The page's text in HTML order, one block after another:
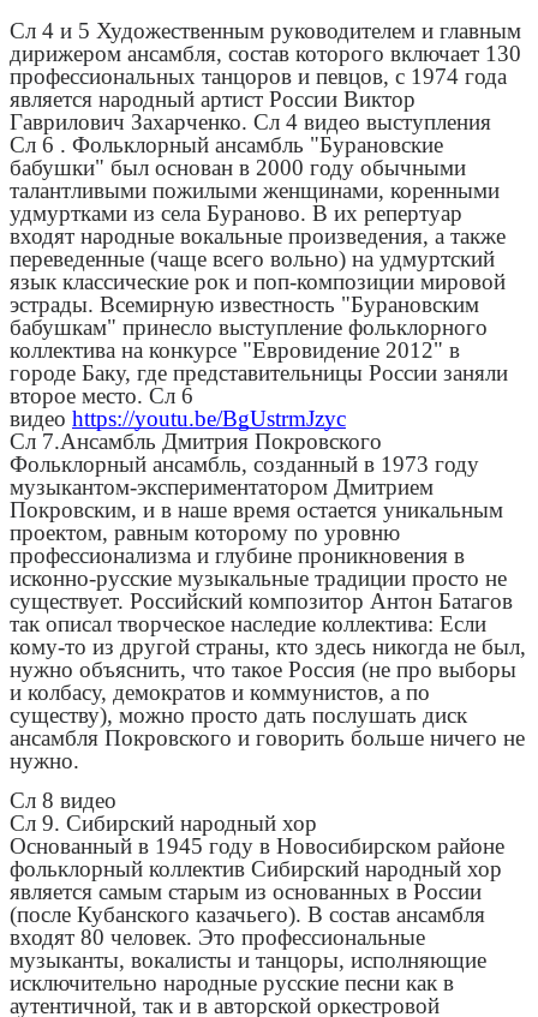
Сл 4 и 5 Художественным руководителем и главным
дирижером ансамбля, состав которого включает 130
профессиональных танцоров и певцов, с 1974 года
является народный артист России Виктор
Гаврилович Захарченко. Сл 4 видео выступления
Сл 6 . Фольклорный ансамбль "Бурановские
бабушки" был основан в 2000 году обычными
талантливыми пожилыми женщинами, коренными
удмуртками из села Бураново. В их репертуар
входят народные вокальные произведения, а также
переведенные (чаще всего вольно) на удмуртский
язык классические рок и поп-композиции мировой
эстрады. Всемирную известность "Бурановским
бабушкам" принесло выступление фольклорного
коллектива на конкурсе "Евровидение 2012" в
городе Баку, где представительницы России заняли
второе место. Сл 6
видео https://youtu.be/BgUstrmJzyc
Сл 7.Ансамбль Дмитрия Покровского
Фольклорный ансамбль, созданный в 1973 году
музыкантом-экспериментатором Дмитрием
Покровским, и в наше время остается уникальным
проектом, равным которому по уровню
профессионализма и глубине проникновения в
исконно-русские музыкальные традиции просто не
существует. Российский композитор Антон Батагов
так описал творческое наследие коллектива: Если
кому-то из другой страны, кто здесь никогда не был,
нужно объяснить, что такое Россия (не про выборы
и колбасу, демократов и коммунистов, а по
существу), можно просто дать послушать диск
ансамбля Покровского и говорить больше ничего не
нужно.
Сл 8 видео
Сл 9. Сибирский народный хор
Основанный в 1945 году в Новосибирском районе
фольклорный коллектив Сибирский народный хор
является самым старым из основанных в России
(после Кубанского казачьего). В состав ансамбля
входят 80 человек. Это профессиональные
музыканты, вокалисты и танцоры, исполняющие
исключительно народные русские песни как в
аутентичной, так и в авторской оркестровой